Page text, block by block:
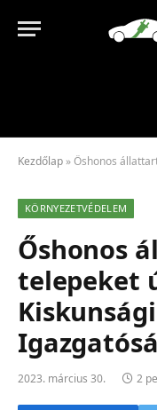
Kezdőlap »Őshonos állattartó
KÖRNYEZETVÉDELEM
Őshonos
telepeket
2023. március 30. 2